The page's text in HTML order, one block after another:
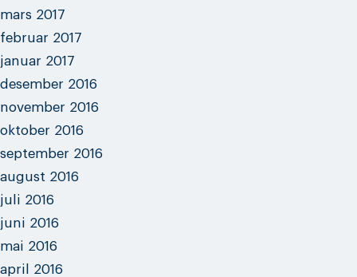
mars 2017
februar 2017
januar 2017
desember 2016
november 2016
oktober 2016
september 2016
august 2016
juli 2016
juni 2016
mai 2016
april 2016